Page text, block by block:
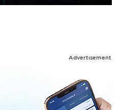
Advertisement